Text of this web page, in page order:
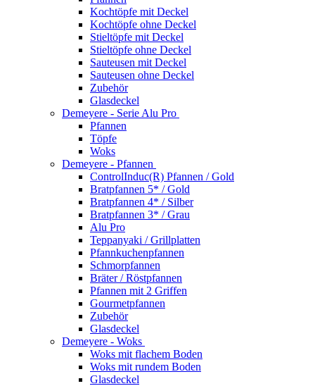
Kochtöpfe mit Deckel
Kochtöpfe ohne Deckel
Stieltöpfe mit Deckel
Stieltöpfe ohne Deckel
Sauteusen mit Deckel
Sauteusen ohne Deckel
Zubehör
Glasdeckel
Demeyere - Serie Alu Pro
Pfannen
Töpfe
Woks
Demeyere - Pfannen
ControlInduc(R) Pfannen / Gold
Bratpfannen 5* / Gold
Bratpfannen 4* / Silber
Bratpfannen 3* / Grau
Alu Pro
Teppanyaki / Grillplatten
Pfannkuchenpfannen
Schmorpfannen
Bräter / Röstpfannen
Pfannen mit 2 Griffen
Gourmetpfannen
Zubehör
Glasdeckel
Demeyere - Woks
Woks mit flachem Boden
Woks mit rundem Boden
Glasdeckel